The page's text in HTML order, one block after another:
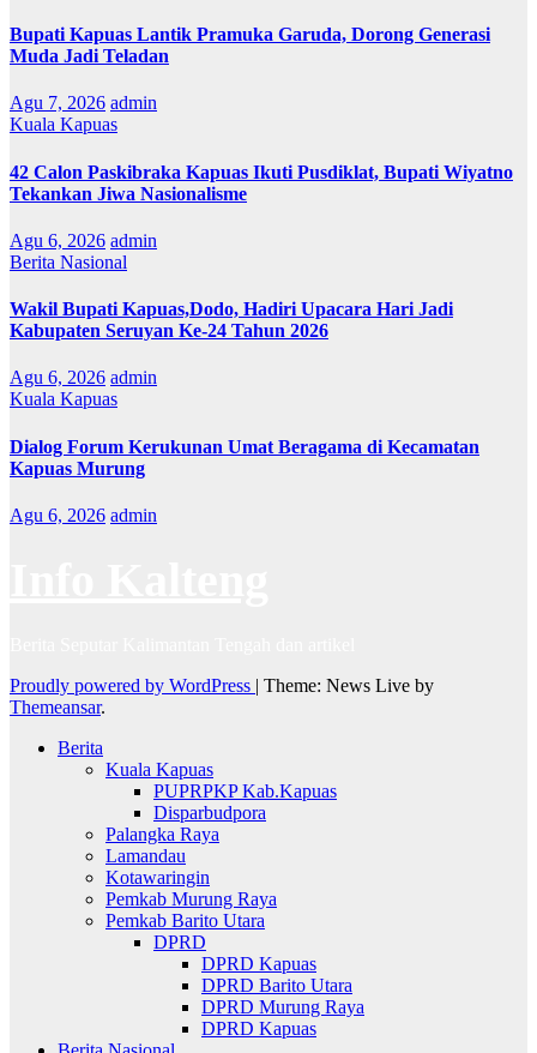
Bupati Kapuas Lantik Pramuka Garuda, Dorong Generasi
Muda Jadi Teladan
Agu 7, 2026 admin
Kuala Kapuas
42 Calon Paskibraka Kapuas Ikuti Pusdiklat, Bupati Wiyatno
Tekankan Jiwa Nasionalisme
Agu 6, 2026 admin
Berita Nasional
Wakil Bupati Kapuas,Dodo, Hadiri Upacara Hari Jadi
Kabupaten Seruyan Ke-24 Tahun 2026
Agu 6, 2026 admin
Kuala Kapuas
Dialog Forum Kerukunan Umat Beragama di Kecamatan
Kapuas Murung
Agu 6, 2026 admin
Proudly powered by WordPress | Theme: News Live by
Themeansar.
Berita
Kuala Kapuas
PUPRPKP Kab.Kapuas
Disparbudpora
Palangka Raya
Lamandau
Kotawaringin
Pemkab Murung Raya
Pemkab Barito Utara
DPRD
DPRD Kapuas
DPRD Barito Utara
DPRD Murung Raya
DPRD Kapuas